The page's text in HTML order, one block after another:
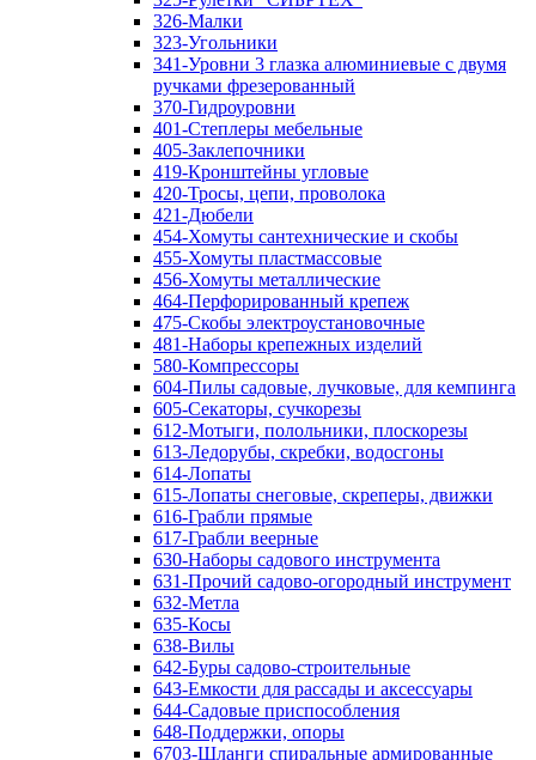
326-Малки
323-Угольники
341-Уровни 3 глазка алюминиевые с двумя
ручками фрезерованный
370-Гидроуровни
401-Степлеры мебельные
405-Заклепочники
419-Кронштейны угловые
420-Тросы, цепи, проволока
421-Дюбели
454-Хомуты сантехнические и скобы
455-Хомуты пластмассовые
456-Хомуты металлические
464-Перфорированный крепеж
475-Скобы электроустановочные
481-Наборы крепежных изделий
580-Компрессоры
604-Пилы садовые, лучковые, для кемпинга
605-Секаторы, сучкорезы
612-Мотыги, полольники, плоскорезы
613-Ледорубы, скребки, водосгоны
614-Лопаты
615-Лопаты снеговые, скреперы, движки
616-Грабли прямые
617-Грабли веерные
630-Наборы садового инструмента
631-Прочий садово-огородный инструмент
632-Метла
635-Косы
638-Вилы
642-Буры садово-строительные
643-Емкости для рассады и аксессуары
644-Садовые приспособления
648-Поддержки, опоры
6703-Шланги спиральные армированные